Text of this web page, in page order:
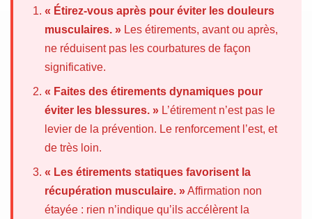
« Étirez-vous après pour éviter les douleurs
musculaires. » Les étirements, avant ou après,
ne réduisent pas les courbatures de façon
significative.
« Faites des étirements dynamiques pour
éviter les blessures. » L’étirement n’est pas le
levier de la prévention. Le renforcement l’est, et
de très loin.
« Les étirements statiques favorisent la
récupération musculaire. »Affirmation non
étayée : rien n’indique qu’ils accélèrent la